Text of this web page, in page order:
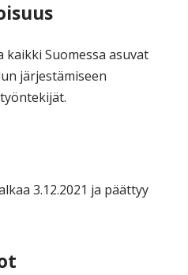
Suomessa asuvat
järjestämiseen
3.12.2021 ja päättyy